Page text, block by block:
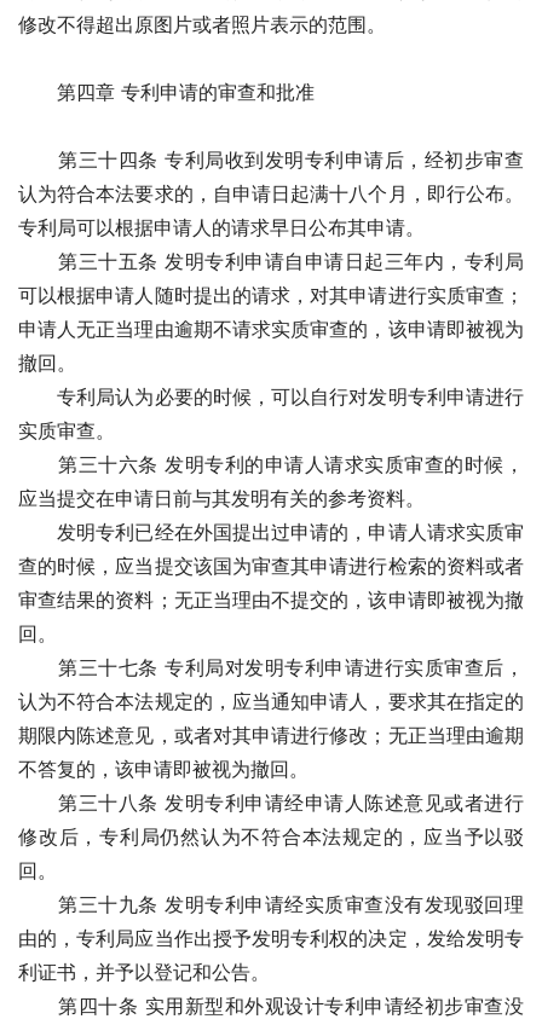
修改不得超出原图片或者照片表示的范围。
第四章 专利申请的审查和批准
第三十四条 专利局收到发明专利申请后，经初步审查
认为符合本法要求的，自申请日起满十八个月，即行公布。
专利局可以根据申请人的请求早日公布其申请。
第三十五条 发明专利申请自申请日起三年内，专利局
可以根据申请人随时提出的请求，对其申请进行实质审查；
申请人无正当理由逾期不请求实质审查的，该申请即被视为
撤回。
专利局认为必要的时候，可以自行对发明专利申请进行
实质审查。
第三十六条 发明专利的申请人请求实质审查的时候，
应当提交在申请日前与其发明有关的参考资料。
发明专利已经在外国提出过申请的，申请人请求实质审
查的时候，应当提交该国为审查其申请进行检索的资料或者
审查结果的资料；无正当理由不提交的，该申请即被视为撤
回。
第三十七条 专利局对发明专利申请进行实质审查后，
认为不符合本法规定的，应当通知申请人，要求其在指定的
期限内陈述意见，或者对其申请进行修改；无正当理由逾期
不答复的，该申请即被视为撤回。
第三十八条 发明专利申请经申请人陈述意见或者进行
修改后，专利局仍然认为不符合本法规定的，应当予以驳
回。
第三十九条 发明专利申请经实质审查没有发现驳回理
由的，专利局应当作出授予发明专利权的决定，发给发明专
利证书，并予以登记和公告。
第四十条 实用新型和外观设计专利申请经初步审查没